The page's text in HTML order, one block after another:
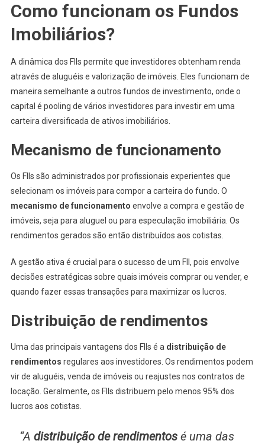
Como funcionam os Fundos
Imobiliários?
A dinâmica dos FIIs permite que investidores obtenham renda
através de aluguéis e valorização de imóveis. Eles funcionam de
maneira semelhante a outros fundos de investimento, onde o
capital é pooling de vários investidores para investir em uma
carteira diversificada de ativos imobiliários.
Mecanismo de funcionamento
Os FIIs são administrados por profissionais experientes que
selecionam os imóveis para compor a carteira do fundo. O
mecanismo de funcionamento envolve a compra e gestão de
imóveis, seja para aluguel ou para especulação imobiliária. Os
rendimentos gerados são então distribuídos aos cotistas.
A gestão ativa é crucial para o sucesso de um FII, pois envolve
decisões estratégicas sobre quais imóveis comprar ou vender, e
quando fazer essas transações para maximizar os lucros.
Distribuição de rendimentos
Uma das principais vantagens dos FIIs é a distribuição de
rendimentos regulares aos investidores. Os rendimentos podem
vir de aluguéis, venda de imóveis ou reajustes nos contratos de
locação. Geralmente, os FIIs distribuem pelo menos 95% dos
lucros aos cotistas.
“A distribuição de rendimentosé uma das